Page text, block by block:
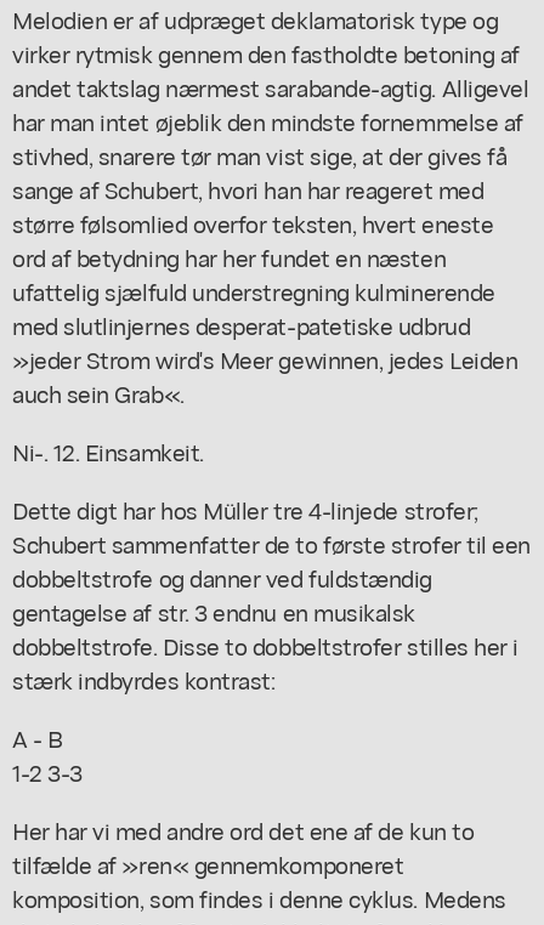
Melodien er af udpræget deklamatorisk type og
virker rytmisk gennem den fastholdte betoning af
andet taktslag nærmest sarabande-agtig. Alligevel
har man intet øjeblik den mindste fornemmelse af
stivhed, snarere tør man vist sige, at der gives få
sange af Schubert, hvori han har reageret med
større følsomlied overfor teksten, hvert eneste
ord af betydning har her fundet en næsten
ufattelig sjælfuld understregning kulminerende
med slutlinjernes desperat-patetiske udbrud
»jeder Strom wird's Meer gewinnen, jedes Leiden
auch sein Grab«.
Ni-. 12. Einsamkeit.
Dette digt har hos Müller tre 4-linjede strofer;
Schubert sammenfatter de to første strofer til een
dobbeltstrofe og danner ved fuldstændig
gentagelse af str. 3 endnu en musikalsk
dobbeltstrofe. Disse to dobbeltstrofer stilles her i
stærk indbyrdes kontrast:
A - B
1-2 3-3
Her har vi med andre ord det ene af de kun to
tilfælde af »ren« gennemkomponeret
komposition, som findes i denne cyklus. Medens